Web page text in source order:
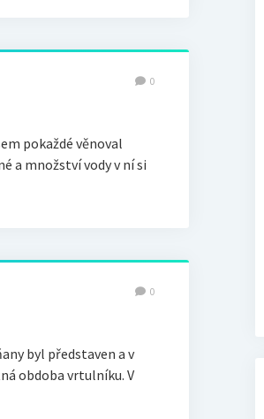
0
pokaždé věnoval
a množství vody v ní si
0
byl představen a v
obdoba vrtulníku. V